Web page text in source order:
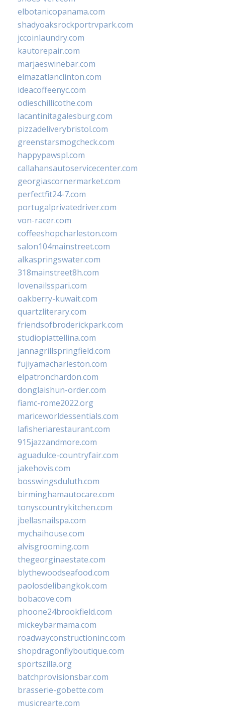
elbotanicopanama.com
shadyoaksrockportrvpark.com
jccoinlaundry.com
kautorepair.com
marjaeswinebar.com
elmazatlanclinton.com
ideacoffeenyc.com
odieschillicothe.com
lacantinitagalesburg.com
pizzadeliverybristol.com
greenstarsmogcheck.com
happypawspl.com
callahansautoservicecenter.com
georgiascornermarket.com
perfectfit24-7.com
portugalprivatedriver.com
von-racer.com
coffeeshopcharleston.com
salon104mainstreet.com
alkaspringswater.com
318mainstreet8h.com
lovenailsspari.com
oakberry-kuwait.com
quartzliterary.com
friendsofbroderickpark.com
studiopiattellina.com
jannagrillspringfield.com
fujiyamacharleston.com
elpatronchardon.com
donglaishun-order.com
fiamc-rome2022.org
mariceworldessentials.com
lafisheriarestaurant.com
915jazzandmore.com
aguadulce-countryfair.com
jakehovis.com
bosswingsduluth.com
birminghamautocare.com
tonyscountrykitchen.com
jbellasnailspa.com
mychaihouse.com
alvisgrooming.com
thegeorginaestate.com
blythewoodseafood.com
paolosdelibangkok.com
bobacove.com
phoone24brookfield.com
mickeybarmama.com
roadwayconstructioninc.com
shopdragonflyboutique.com
sportszilla.org
batchprovisionsbar.com
brasserie-gobette.com
musicrearte.com